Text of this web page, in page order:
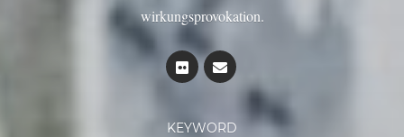
wirkungsprovokation.
KEYWORD